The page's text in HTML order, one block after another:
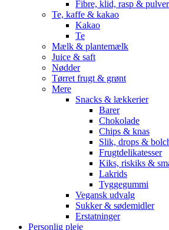
Fibre, klid, rasp & pulver
Te, kaffe & kakao
Kakao
Te
Mælk & plantemælk
Juice & saft
Nødder
Tørret frugt & grønt
Mere
Snacks & lækkerier
Barer
Chokolade
Chips & knas
Slik, drops &
Frugtdelikatesser
Kiks, riskiks &
Lakrids
Tyggegummi
Vegansk udvalg
Sukker & sødemidler
Erstatninger
Personlig pleje